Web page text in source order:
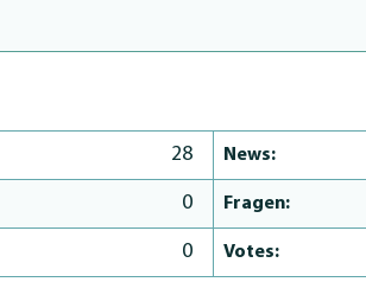
28 News:
0 Fragen:
0 Votes: